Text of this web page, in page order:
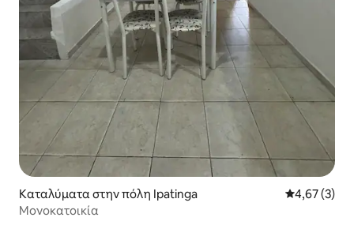
Καταλύματα στην πόλη Ipatinga Μέση
4,67 (3)
Μονοκατοικία